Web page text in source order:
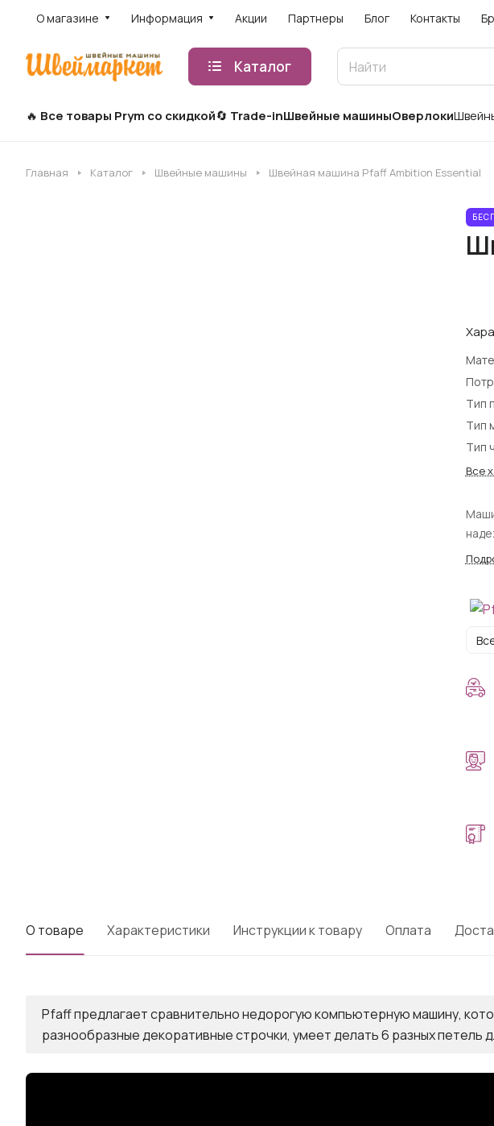
О магазине Информация Акции Партнеры Блог Контакты
Каталог
Все товары Prym со скидкой Trade-inШвейные машиныОверлоки
Главная Каталог Швейные машины Швейная машина Pfaff Ambition Essential
Тип
Тип
Тип
Все
О товаре Характеристики Инструкции к товару Оплата
Pfaff предлагает сравнительно недорогую компьютерную машину,
разнообразные декоративные строчки, умеет делать 6 разных петель